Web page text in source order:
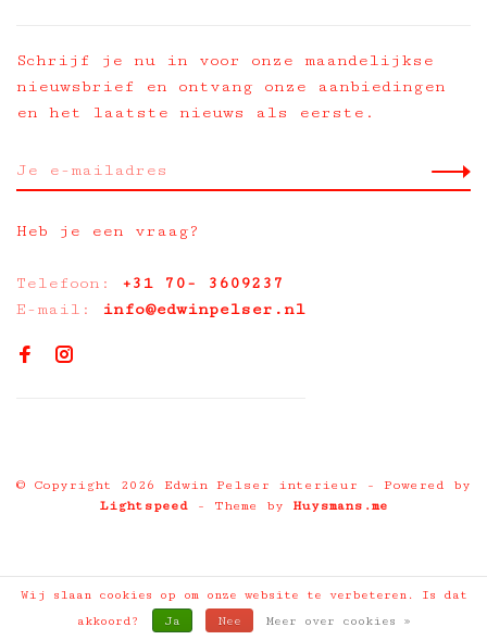
Schrijf je nu in voor onze maandelijkse
nieuwsbrief en ontvang onze aanbiedingen
en het laatste nieuws als eerste.
Heb je een vraag?
Telefoon: +31 70- 3609237
E-mail:
info@edwinpelser.nl
© Copyright 2026 Edwin Pelser interieur
- Powered by
Lightspeed- Theme by Huysmans.me
Wij slaan cookies op om onze website te verbeteren. Is dat
akkoord?
Ja Nee Meer over cookies »